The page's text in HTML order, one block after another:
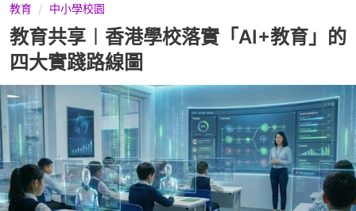
教育 中小學校園
教育共享︱香港學校落實「AI+教育」的
四大實踐路線圖